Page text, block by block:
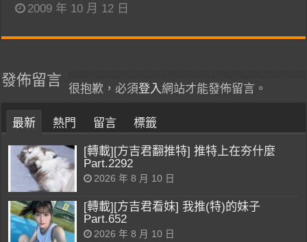
2009 年 10 月 12 日
發佈留言
很抱歉，必須登入網站才能發佈留言。
最新 熱門 留言 標籤
[轉載][方吉君翻推特] 推特上在夯什麼
Part.2292
2026 年 8 月 10 日
[轉載][方吉君看妹] 我推(特)的妹子
Part.652
2026 年 8 月 10 日